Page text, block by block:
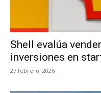
Shell evalúa
inversiones en
27 febrero, 2026